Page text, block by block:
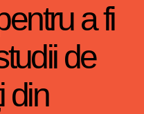
a fi
de
din